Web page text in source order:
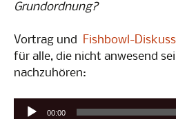
Grundordnung?
Vortrag und Fishbowl-
für alle, die nicht anwesend
nachzuhören:
Audio-
00:00